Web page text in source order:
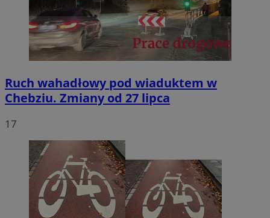
Ruch wahadłowy pod wiaduktem w
Chebziu. Zmiany od 27 lipca
17